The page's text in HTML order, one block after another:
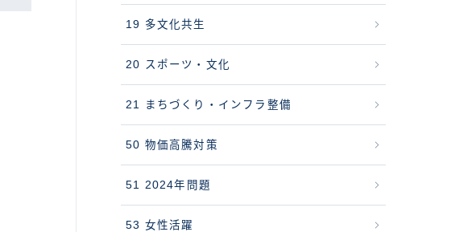
19 多文化共生
20 スポーツ・文化
21 まちづくり・インフラ整備
50 物価高騰対策
51 2024年問題
53 女性活躍